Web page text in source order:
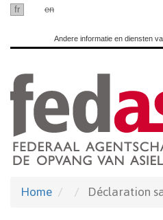
Ga
hoofdinhoud
fr en
Andere informatie en diensten
Home Déclaration